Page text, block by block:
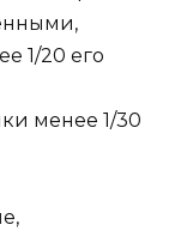
1/20 его
менее 1/30